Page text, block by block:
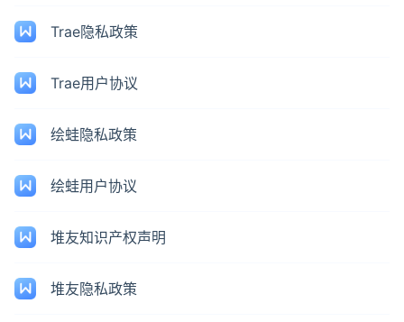
Trae隐私政策
Trae用户协议
绘蛙隐私政策
绘蛙用户协议
堆友知识产权声明
堆友隐私政策